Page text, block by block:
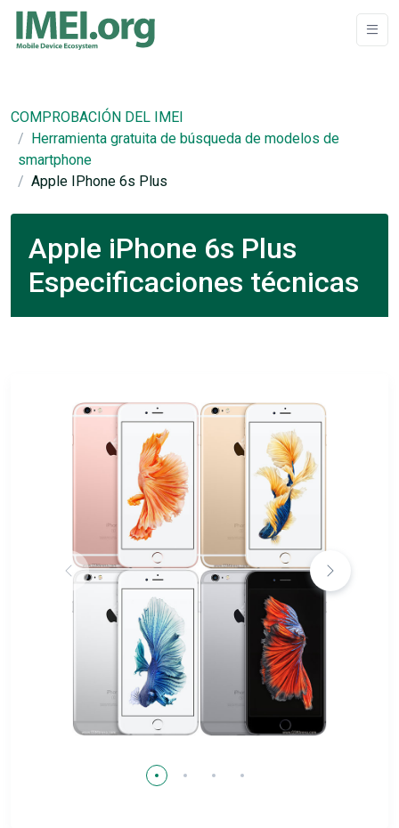
COMPROBACIÓN DEL IMEI
Herramienta gratuita de búsqueda de modelos de
smartphone
Apple IPhone 6s Plus
Apple iPhone 6s Plus
Especificaciones técnicas